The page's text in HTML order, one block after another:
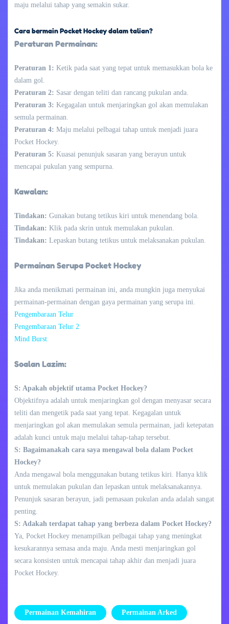
maju melalui tahap yang semakin sukar.
Cara bermain Pocket Hockey dalam talian?
Peraturan Permainan:
Peraturan 1: Ketik pada saat yang tepat untuk memasukkan bola ke
dalam gol.
Peraturan 2: Sasar dengan teliti dan rancang pukulan anda.
Peraturan 3: Kegagalan untuk menjaringkan gol akan memulakan
semula permainan.
Peraturan 4: Maju melalui pelbagai tahap untuk menjadi juara
Pocket Hockey.
Peraturan 5: Kuasai penunjuk sasaran yang berayun untuk
mencapai pukulan yang sempurna.
Kawalan:
Tindakan: Gunakan butang tetikus kiri untuk menendang bola.
Tindakan: Klik pada skrin untuk memulakan pukulan.
Tindakan: Lepaskan butang tetikus untuk melaksanakan pukulan.
Permainan Serupa Pocket Hockey
Jika anda menikmati permainan ini, anda mungkin juga menyukai
permainan-permainan dengan gaya permainan yang serupa ini.
Pengembaraan Telur
Pengembaraan Telur 2
Mind Burst
Soalan Lazim:
S: Apakah objektif utama Pocket Hockey?
Objektifnya adalah untuk menjaringkan gol dengan menyasar secara
teliti dan mengetik pada saat yang tepat. Kegagalan untuk
menjaringkan gol akan memulakan semula permainan, jadi ketepatan
adalah kunci untuk maju melalui tahap-tahap tersebut.
S: Bagaimanakah cara saya mengawal bola dalam Pocket
Hockey?
Anda mengawal bola menggunakan butang tetikus kiri. Hanya klik
untuk memulakan pukulan dan lepaskan untuk melaksanakannya.
Penunjuk sasaran berayun, jadi pemasaan pukulan anda adalah sangat
penting.
S: Adakah terdapat tahap yang berbeza dalam Pocket Hockey?
Ya, Pocket Hockey menampilkan pelbagai tahap yang meningkat
kesukarannya semasa anda maju. Anda mesti menjaringkan gol
secara konsisten untuk mencapai tahap akhir dan menjadi juara
Pocket Hockey.
Permainan Kemahiran Permainan Arked